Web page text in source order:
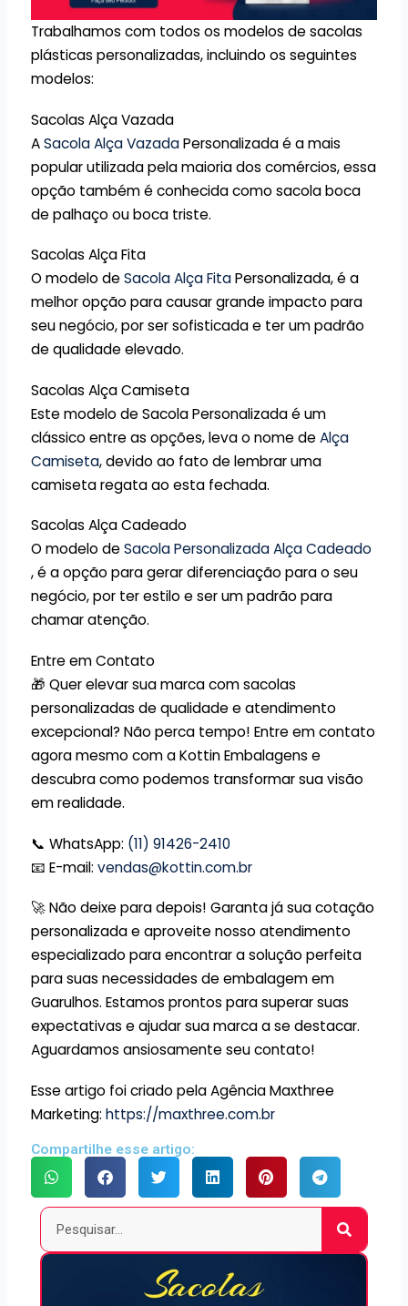
Trabalhamos com todos os modelos de sacolas
plásticas personalizadas, incluindo os seguintes
modelos:
Sacolas Alça Vazada
ASacola Alça VazadaPersonalizada é a mais
popular utilizada pela maioria dos comércios, essa
opção também é conhecida como sacola boca
de palhaço ou boca triste.
Sacolas Alça Fita
O modelo deSacola Alça FitaPersonalizada, é a
melhor opção para causar grande impacto para
seu negócio, por ser sofisticada e ter um padrão
de qualidade elevado.
Sacolas Alça Camiseta
Este modelo de Sacola Personalizada é um
clássico entre as opções, leva o nome deAlça
Camiseta, devido ao fato de lembrar uma
camiseta regata ao esta fechada.
Sacolas Alça Cadeado
O modelo deSacola Personalizada Alça Cadeado
, é a opção para gerar diferenciação para o seu
negócio, por ter estilo e ser um padrão para
chamar atenção.
Entre em Contato
🎁 Quer elevar sua marca com sacolas
personalizadas de qualidade e atendimento
excepcional? Não perca tempo! Entre em contato
agora mesmo com a Kottin Embalagens e
descubra como podemos transformar sua visão
em realidade.
📞 WhatsApp: (11) 91426-2410
📧 E-mail: vendas@kottin.com.br
🚀 Não deixe para depois! Garanta já sua cotação
personalizada e aproveite nosso atendimento
especializado para encontrar a solução perfeita
para suas necessidades de embalagem em
Guarulhos. Estamos prontos para superar suas
expectativas e ajudar sua marca a se destacar.
Aguardamos ansiosamente seu contato!
Esse artigo foi criado pela Agência Maxthree
Marketing: https://maxthree.com.br
Compartilhe esse artigo:
Pesquisar